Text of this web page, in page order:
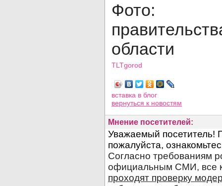
Фото:
области
TLTgorod
вставка в блог
вернуться к новостям
Мнение посетителей: